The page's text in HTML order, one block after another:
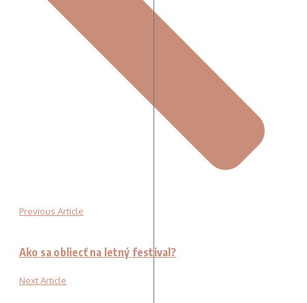
Previous Article
Ako sa obliecť na letný festival?
Next Article